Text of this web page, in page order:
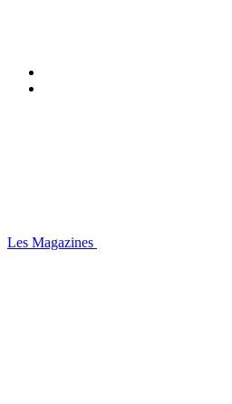
Les Magazines